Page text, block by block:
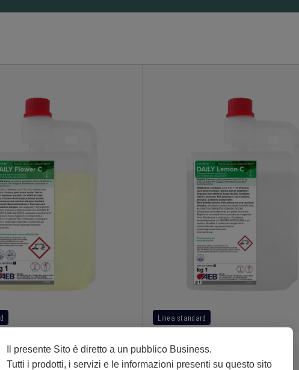
Il presente Sito è diretto a un pubblico Business.
Tutti i prodotti, i servizi e le informazioni presenti su questo sito
C
Linea standard
DAILY Lemon C